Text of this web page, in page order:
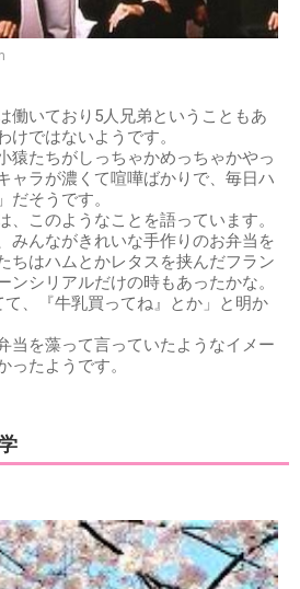
働いており5人兄弟ということもあ
けではないようです。
猿たちがしっちゃかめっちゃかやっ
ャラが濃くて喧嘩ばかりで、毎日ハ
だそうです。
、このようなことを語っています。
みんながきれいな手作りのお弁当を
ちはハムとかレタスを挟んだフラン
ンシリアルだけの時もあったかな。
、『牛乳買ってね』とか」と明か
当を藻って言っていたようなイメー
ったようです。